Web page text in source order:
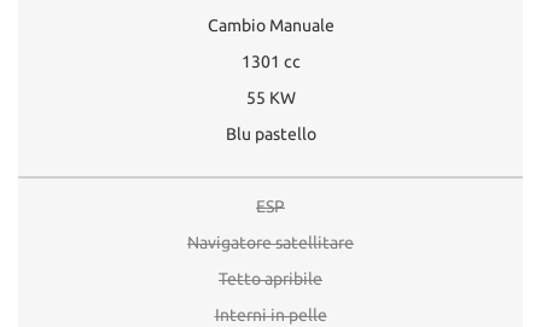
Cambio Manuale
1301 cc
55 KW
Blu pastello
ESP
Navigatore satellitare
Tetto apribile
Interni in pelle